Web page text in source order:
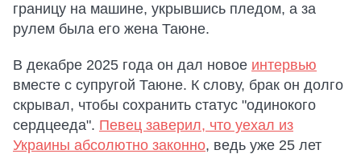
границу на машине, укрывшись пледом, а за
рулем была его жена Таюне.
В декабре 2025 года он дал новое интервью
вместе с супругой Таюне. К слову, брак он долго
скрывал, чтобы сохранить статус "одинокого
сердцееда". Певец заверил, что уехал из
Украины абсолютно законно, ведь уже 25 лет